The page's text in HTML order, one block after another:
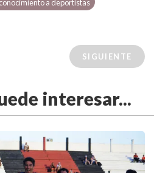
a deportistas
SIGUIENTE
interesar...